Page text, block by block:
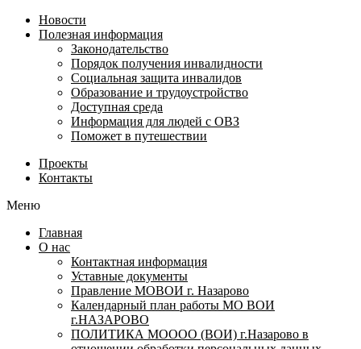
Новости
Полезная информация
Законодательство
Порядок получения инвалидности
Социальная защита инвалидов
Образование и трудоустройство
Доступная среда
Информация для людей с ОВЗ
Поможет в путешествии
Проекты
Контакты
Меню
Главная
О нас
Контактная информация
Уставные документы
Правление МОВОИ г. Назарово
Календарный план работы МО ВОИ
г.НАЗАРОВО
ПОЛИТИКА МОООО (ВОИ) г.Назарово в